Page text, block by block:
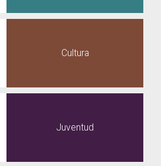
Cultura
Juventud